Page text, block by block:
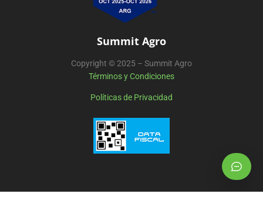
Summit Agro
Copyright © 2025 – Summit Agro
Términos y Condiciones
Políticas de Privacidad